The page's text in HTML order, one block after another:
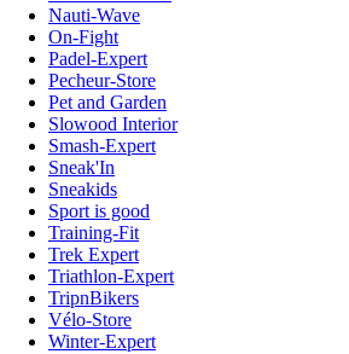
Nauti-Wave
On-Fight
Padel-Expert
Pecheur-Store
Pet and Garden
Slowood Interior
Smash-Expert
Sneak'In
Sneakids
Sport is good
Training-Fit
Trek Expert
Triathlon-Expert
TripnBikers
Vélo-Store
Winter-Expert